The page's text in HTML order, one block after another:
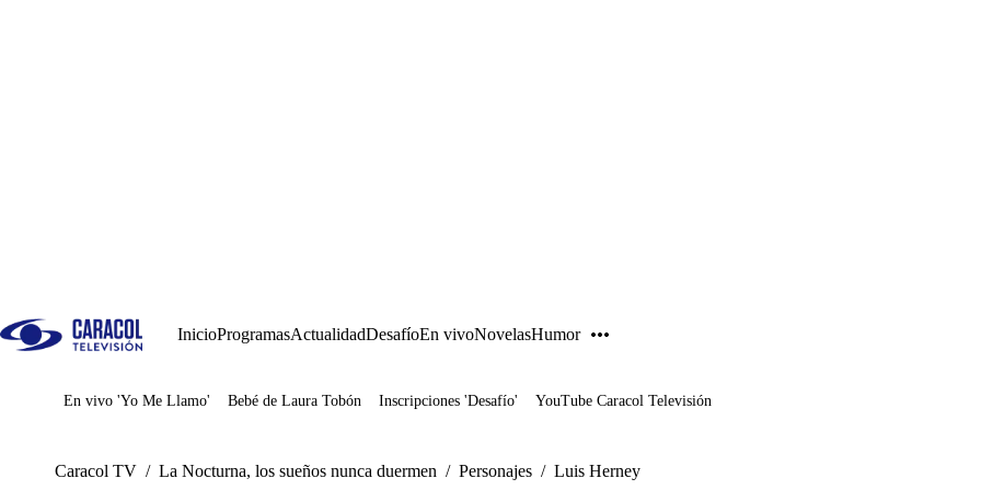
InicioProgramasActualidadDesafíoEn vivoNovelasHumor
Juegos
En vivo 'Yo Me Llamo' Bebé de Laura Tobón Inscripciones 'Desafío' YouTube Caracol Televisión
Caracol TV / La Nocturna, los sueños nunca duermen / Personajes / Luis Herney